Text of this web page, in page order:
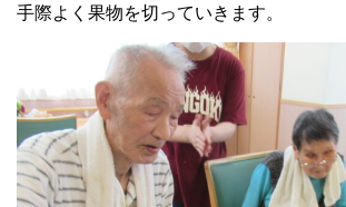
手際よく果物を切っていきます。